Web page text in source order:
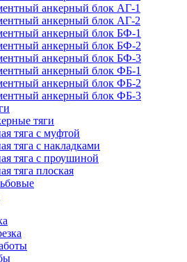
анкерный блок АГ-1
анкерный блок АГ-2
анкерный блок БФ-1
анкерный блок БФ-2
анкерный блок БФ-3
анкерный блок ФБ-1
анкерный блок ФБ-2
анкерный блок ФБ-3
тяги
тяга с муфтой
тяга с накладками
тяга с проушиной
тяга плоская